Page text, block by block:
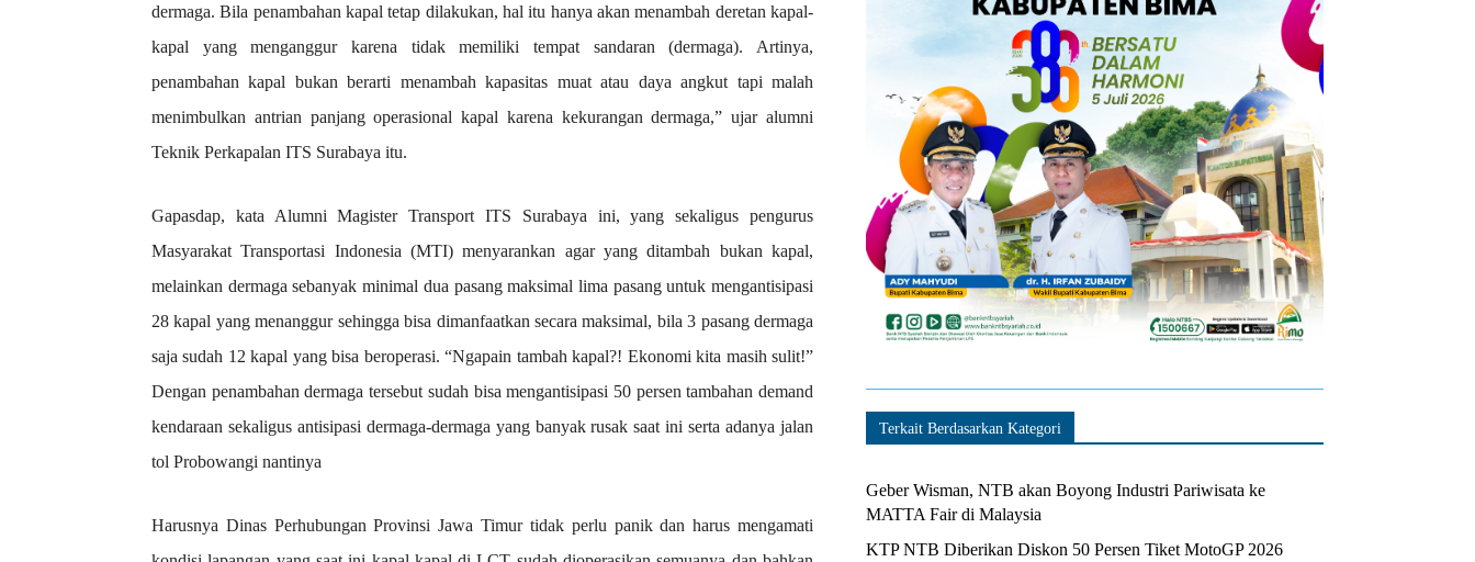
dermaga. Bila penambahan kapal tetap dilakukan, hal itu hanya akan menambah deretan kapal-
kapal yang menganggur karena tidak memiliki tempat sandaran (dermaga). Artinya,
penambahan kapal bukan berarti menambah kapasitas muat atau daya angkut tapi malah
menimbulkan antrian panjang operasional kapal karena kekurangan dermaga,” ujar alumni
Teknik Perkapalan ITS Surabaya itu.
Gapasdap, kata Alumni Magister Transport ITS Surabaya ini, yang sekaligus pengurus
Masyarakat Transportasi Indonesia (MTI) menyarankan agar yang ditambah bukan kapal,
melainkan dermaga sebanyak minimal dua pasang maksimal lima pasang untuk mengantisipasi
28 kapal yang menanggur sehingga bisa dimanfaatkan secara maksimal, bila 3 pasang dermaga
saja sudah 12 kapal yang bisa beroperasi. “Ngapain tambah kapal?! Ekonomi kita masih sulit!”
Dengan penambahan dermaga tersebut sudah bisa mengantisipasi 50 persen tambahan demand
kendaraan sekaligus antisipasi dermaga-dermaga yang banyak rusak saat ini serta adanya jalan
tol Probowangi nantinya
Harusnya Dinas Perhubungan Provinsi Jawa Timur tidak perlu panik dan harus mengamati
Terkait Berdasarkan Kategori
Geber Wisman, NTB akan Boyong Industri Pariwisata ke
MATTA Fair di Malaysia
KTP NTB Diberikan Diskon 50 Persen Tiket MotoGP 2026